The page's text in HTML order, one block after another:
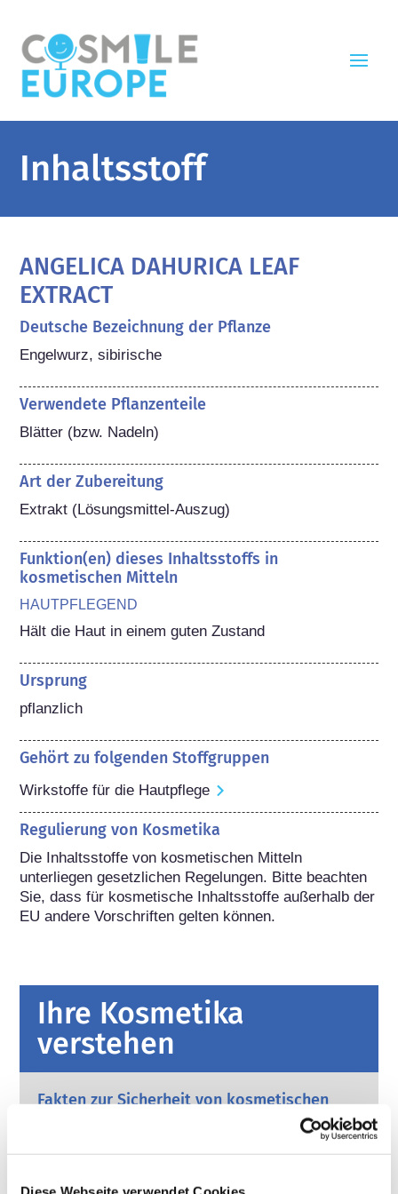
Inhaltsstoff
ANGELICA DAHURICA LEAF
EXTRACT
Deutsche Bezeichnung der Pflanze
Engelwurz, sibirische
Verwendete Pflanzenteile
Blätter (bzw. Nadeln)
Art der Zubereitung
Extrakt (Lösungsmittel-Auszug)
Funktion(en) dieses Inhaltsstoffs in
kosmetischen Mitteln
HAUTPFLEGEND
Hält die Haut in einem guten Zustand
Ursprung
pflanzlich
Gehört zu folgenden Stoffgruppen
Wirkstoffe für die Hautpflege
Regulierung von Kosmetika
Die Inhaltsstoffe von kosmetischen Mitteln
unterliegen gesetzlichen Regelungen. Bitte beachten
Sie, dass für kosmetische Inhaltsstoffe außerhalb der
EU andere Vorschriften gelten können.
Ihre Kosmetika
verstehen
Fakten zur Sicherheit von kosmetischen
dass kosmetische Produkte und